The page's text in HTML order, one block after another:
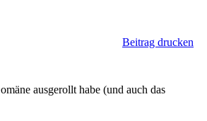
Beitrag drucken
ausgerollt habe (und auch das